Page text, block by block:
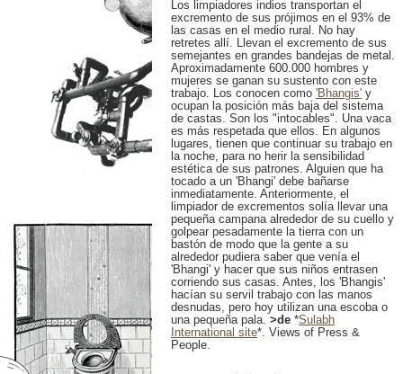
Los limpiadores indios transportan el
excremento de sus prójimos en el 93% de
las casas en el medio rural. No hay
retretes allí. Llevan el excremento de sus
semejantes en grandes bandejas de metal.
Aproximadamente 600.000 hombres y
mujeres se ganan su sustento con este
trabajo. Los conocen como 'Bhangis' y
ocupan la posición más baja del sistema
de castas. Son los "intocables". Una vaca
es más respetada que ellos. En algunos
lugares, tienen que continuar su trabajo en
la noche, para no herir la sensibilidad
estética de sus patrones. Alguien que ha
tocado a un 'Bhangi' debe bañarse
inmediatamente. Anteriormente, el
limpiador de excrementos solía llevar una
pequeña campana alrededor de su cuello y
golpear pesadamente la tierra con un
bastón de modo que la gente a su
alrededor pudiera saber que venía el
'Bhangi' y hacer que sus niños entrasen
corriendo sus casas. Antes, los 'Bhangis'
hacían su servil trabajo con las manos
desnudas, pero hoy utilizan una escoba o
una pequeña pala. >de *Sulabh
International site*. Views of Press &
People.